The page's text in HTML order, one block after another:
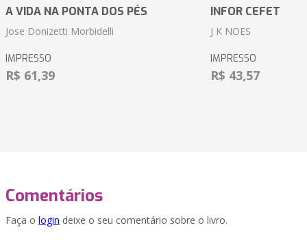
A VIDA NA PONTA DOS PÉS
Jose Donizetti Morbidelli
IMPRESSO
R$ 61,39
INFOR CEFET
J K NOES
IMPRESSO
R$ 43,57
Comentários
Faça o login deixe o seu comentário sobre o livro.